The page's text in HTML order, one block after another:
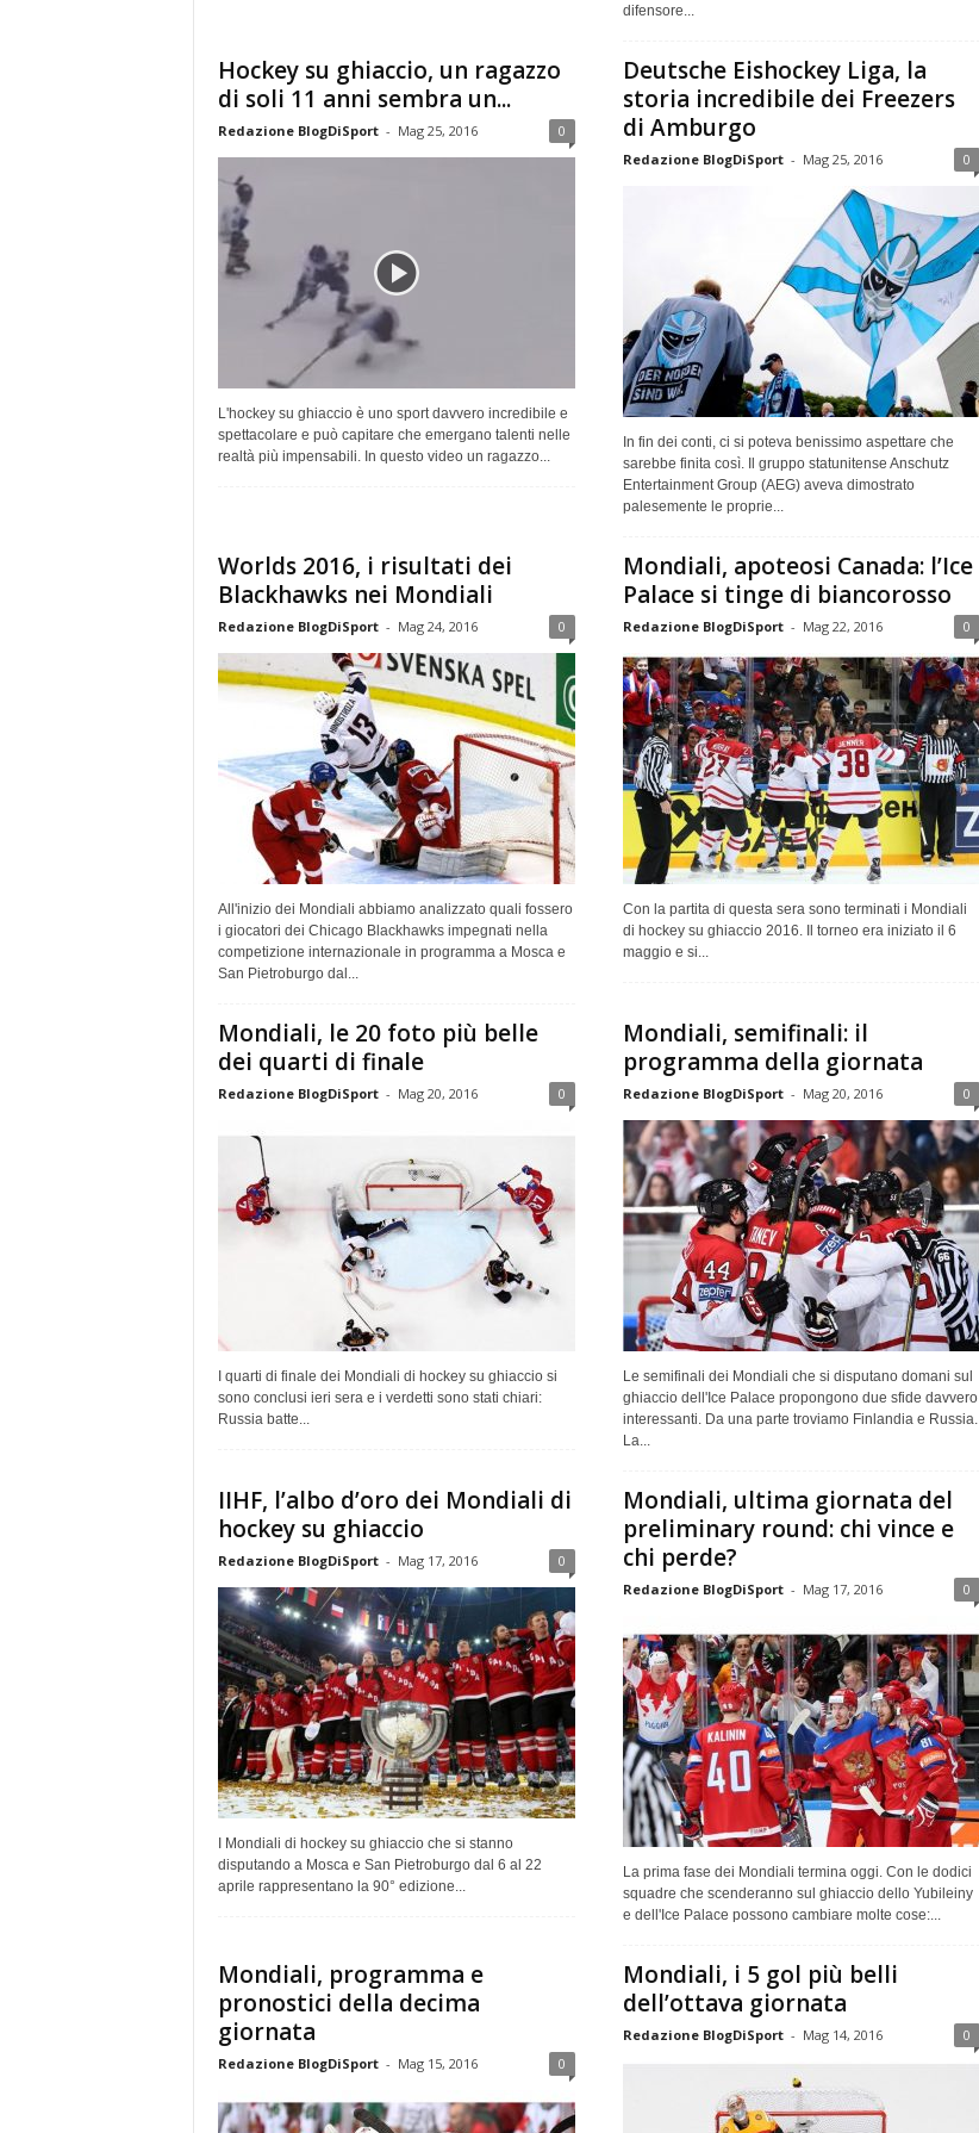
difensore...
Hockey su ghiaccio, un ragazzo
di soli 11 anni sembra un...
Redazione BlogDiSport - Mag 25, 2016 0
L'hockey su ghiaccio è uno sport davvero incredibile e
spettacolare e può capitare che emergano talenti nelle
realtà più impensabili. In questo video un ragazzo...
Deutsche Eishockey Liga, la
storia incredibile dei Freezers
di Amburgo
Redazione BlogDiSport - Mag 25, 2016 0
In fin dei conti, ci si poteva benissimo aspettare che
sarebbe finita così. Il gruppo statunitense Anschutz
Entertainment Group (AEG) aveva dimostrato
palesemente le proprie...
Worlds 2016, i risultati dei
Blackhawks nei Mondiali
Redazione BlogDiSport - Mag 24, 2016 0
All'inizio dei Mondiali abbiamo analizzato quali fossero
i giocatori dei Chicago Blackhawks impegnati nella
competizione internazionale in programma a Mosca e
San Pietroburgo dal...
Mondiali, apoteosi Canada: l’Ice
Palace si tinge di biancorosso
Redazione BlogDiSport - Mag 22, 2016 0
Con la partita di questa sera sono terminati i Mondiali
di hockey su ghiaccio 2016. Il torneo era iniziato il 6
maggio e si...
Mondiali, le 20 foto più belle
dei quarti di finale
Redazione BlogDiSport - Mag 20, 2016 0
I quarti di finale dei Mondiali di hockey su ghiaccio si
sono conclusi ieri sera e i verdetti sono stati chiari:
Russia batte...
Mondiali, semifinali: il
programma della giornata
Redazione BlogDiSport - Mag 20, 2016 0
Le semifinali dei Mondiali che si disputano domani sul
ghiaccio dell'Ice Palace propongono due sfide davvero
interessanti. Da una parte troviamo Finlandia e Russia.
La...
IIHF, l’albo d’oro dei Mondiali di
hockey su ghiaccio
Redazione BlogDiSport - Mag 17, 2016 0
I Mondiali di hockey su ghiaccio che si stanno
disputando a Mosca e San Pietroburgo dal 6 al 22
aprile rappresentano la 90° edizione...
Mondiali, ultima giornata del
preliminary round: chi vince e
chi perde?
Redazione BlogDiSport - Mag 17, 2016 0
La prima fase dei Mondiali termina oggi. Con le dodici
squadre che scenderanno sul ghiaccio dello Yubileiny
e dell'Ice Palace possono cambiare molte cose:...
Mondiali, programma e
pronostici della decima
giornata
Redazione BlogDiSport - Mag 15, 2016 0
Mondiali, i 5 gol più belli
dell’ottava giornata
Redazione BlogDiSport - Mag 14, 2016 0